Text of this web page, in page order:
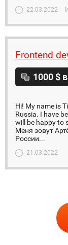
22.03.2022
Frontend
1000 $
Hi! My name is
Russia. I have
will be happy to
Меня зовут
России...
21.03.2022